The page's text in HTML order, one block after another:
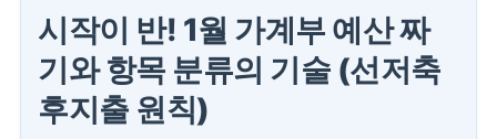
시작이 반! 1월 가계부 예산 짜
기와 항목 분류의 기술 (선저축
후지출 원칙)